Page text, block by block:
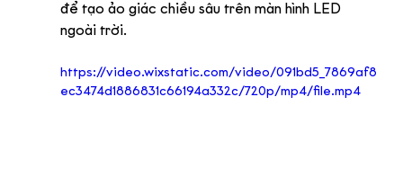
để tạo ảo giác chiều sâu trên màn hình LED
ngoài trời.
https://video.wixstatic.com/video/091bd5_7869af8
ec3474d1886831c66194a332c/720p/mp4/file.mp4